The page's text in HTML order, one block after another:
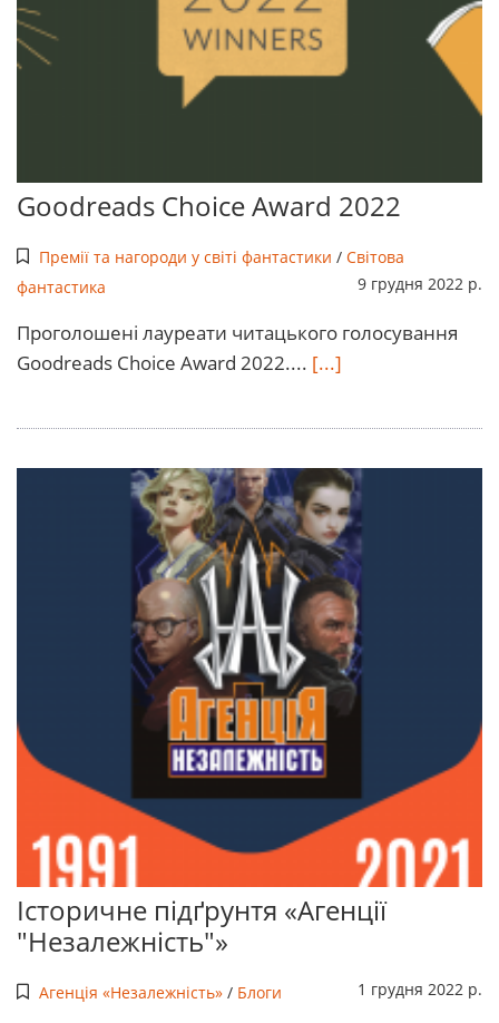
Goodreads Choice Award 2022
Премії та нагороди у світі фантастики / Світова
фантастика
9 грудня 2022 р.
Проголошені лауреати читацького голосування
Goodreads Choice Award 2022.... [...]
Історичне підґрунтя «Агенції
"Незалежність"»
Агенція «Незалежність»/ Блоги 1 грудня 2022 р.